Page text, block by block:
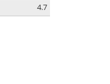
4.7